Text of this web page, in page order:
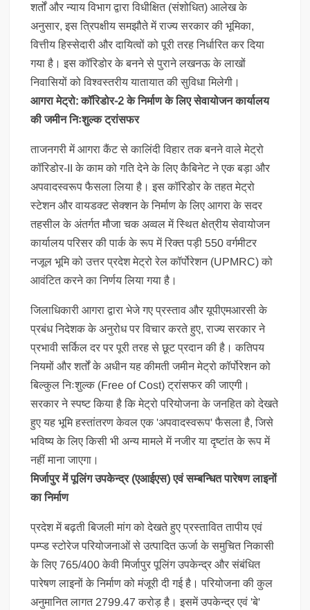
शर्तों और न्याय विभाग द्वारा विधीक्षित (संशोधित) आलेख के
अनुसार, इस त्रिपक्षीय समझौते में राज्य सरकार की भूमिका,
वित्तीय हिस्सेदारी और दायित्वों को पूरी तरह निर्धारित कर दिया
गया है। इस कॉरिडोर के बनने से पुराने लखनऊ के लाखों
निवासियों को विश्वस्तरीय यातायात की सुविधा मिलेगी।
आगरा मेट्रो: कॉरिडोर-2 के निर्माण के लिए सेवायोजन कार्यालय
की जमीन निःशुल्क ट्रांसफर
ताजनगरी में आगरा कैंट से कालिंदी विहार तक बनने वाले मेट्रो
कॉरिडोर-II के काम को गति देने के लिए कैबिनेट ने एक बड़ा और
अपवादस्वरूप फैसला लिया है। इस कॉरिडोर के तहत मेट्रो
स्टेशन और वायडक्ट सेक्शन के निर्माण के लिए आगरा के सदर
तहसील के अंतर्गत मौजा चक अव्वल में स्थित क्षेत्रीय सेवायोजन
कार्यालय परिसर की पार्क के रूप में रिक्त पड़ी 550 वर्गमीटर
नजूल भूमि को उत्तर प्रदेश मेट्रो रेल कॉर्पोरेशन (UPMRC) को
आवंटित करने का निर्णय लिया गया है।
जिलाधिकारी आगरा द्वारा भेजे गए प्रस्ताव और यूपीएमआरसी के
प्रबंध निदेशक के अनुरोध पर विचार करते हुए, राज्य सरकार ने
प्रभावी सर्किल दर पर पूरी तरह से छूट प्रदान की है। कतिपय
नियमों और शर्तों के अधीन यह कीमती जमीन मेट्रो कॉर्पोरेशन को
बिल्कुल निःशुल्क (Free of Cost) ट्रांसफर की जाएगी।
सरकार ने स्पष्ट किया है कि मेट्रो परियोजना के जनहित को देखते
हुए यह भूमि हस्तांतरण केवल एक 'अपवादस्वरूप' फैसला है, जिसे
भविष्य के लिए किसी भी अन्य मामले में नजीर या दृष्टांत के रूप में
नहीं माना जाएगा।
मिर्जापुर में पूलिंग उपकेन्द्र (एआईएस) एवं सम्बन्धित पारेषण लाइनों
का निर्माण
प्रदेश में बढ़ती बिजली मांग को देखते हुए प्रस्तावित तापीय एवं
पम्प्ड स्टोरेज परियोजनाओं से उत्पादित ऊर्जा के समुचित निकासी
के लिए 765/400 केवी मिर्जापुर पूलिंग उपकेन्द्र और संबंधित
पारेषण लाइनों के निर्माण को मंजूरी दी गई है। परियोजना की कुल
अनुमानित लागत 2799.47 करोड़ है। इसमें उपकेन्द्र एवं 'बे'